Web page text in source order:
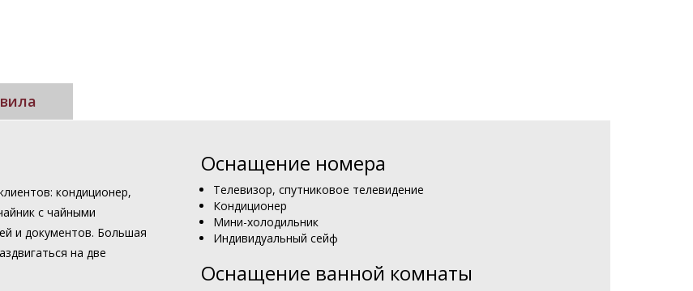
кондиционер,
с чайными
и документов. Большая
на две
Оснащение номера
Телевизор, спутниковое телевидение
Кондиционер
Мини-холодильник
Индивидуальный сейф
Оснащение ванной комнаты